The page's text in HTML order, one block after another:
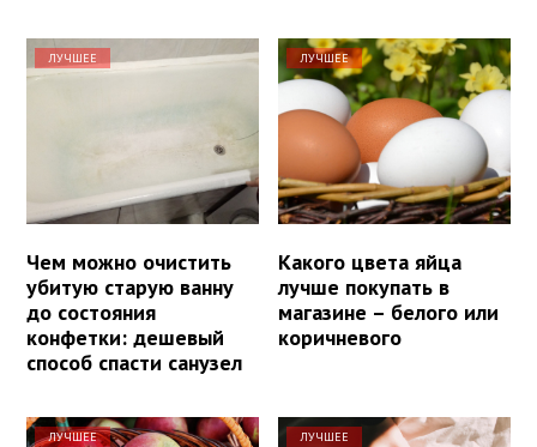
ЛУЧШЕЕ
Чем можно очистить
убитую старую ванну
до состояния
конфетки: дешевый
способ спасти санузел
ЛУЧШЕЕ
Какого цвета яйца
лучше покупать в
магазине – белого или
коричневого
ЛУЧШЕЕ ЛУЧШЕЕ